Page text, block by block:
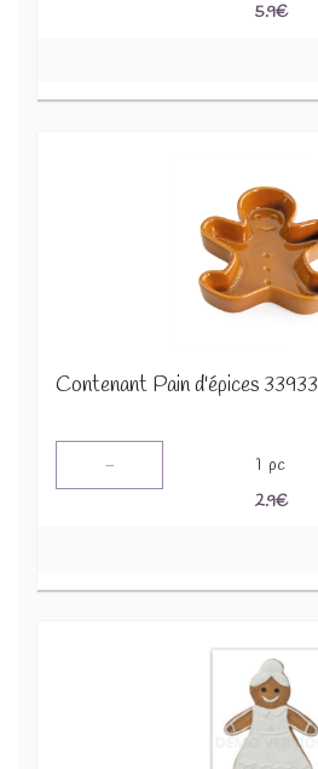
5.9€
Contenant Pain d'épices 33933
- 1 pc
2.9€